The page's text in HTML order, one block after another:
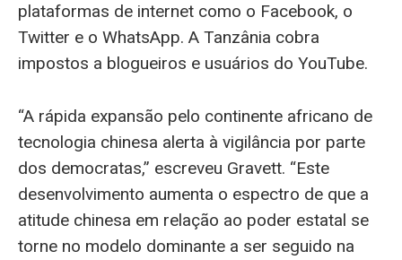
plataformas de internet como o Facebook, o
Twitter e o WhatsApp. A Tanzânia cobra
impostos a blogueiros e usuários do YouTube.
“A rápida expansão pelo continente africano de
tecnologia chinesa alerta à vigilância por parte
dos democratas,” escreveu Gravett. “Este
desenvolvimento aumenta o espectro de que a
atitude chinesa em relação ao poder estatal se
torne no modelo dominante a ser seguido na